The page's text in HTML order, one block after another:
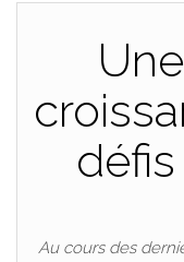
Au cours des